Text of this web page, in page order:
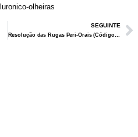
SEGUINTE
Resolução das Rugas Peri-Orais (Código de Barras)